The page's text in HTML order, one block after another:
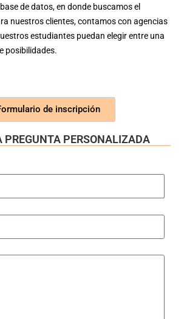
de datos, en donde buscamos el
nuestros clientes, contamos con agencias
estudiantes puedan elegir entre una
posibilidades.
de inscripción
PERSONALIZADA